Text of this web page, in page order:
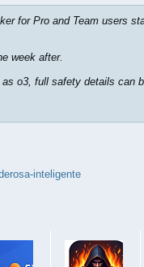
for Pro and Team users
week after.
o3, full safety details can
inteligente